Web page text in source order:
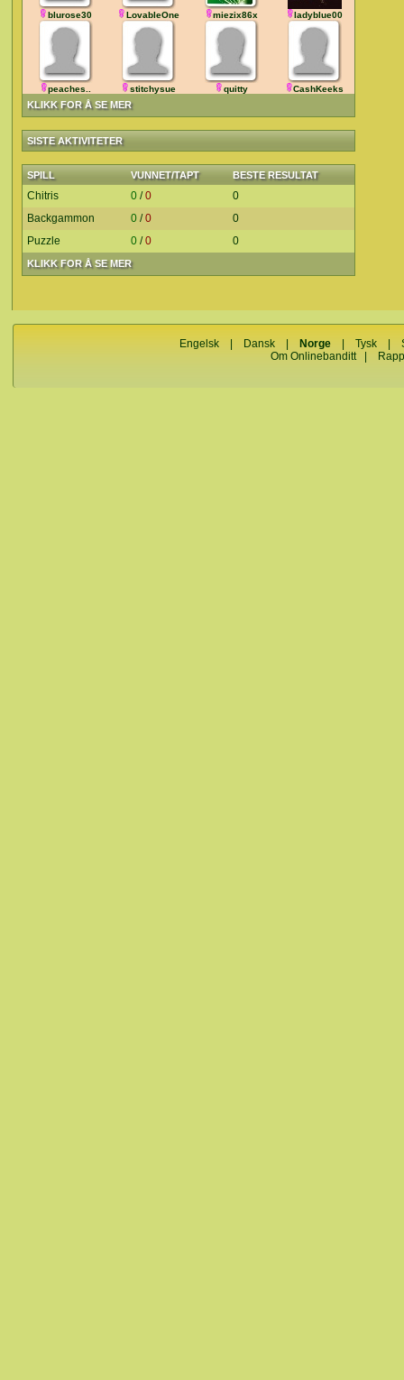
KLIKK FOR Å SE MER
blurose30 LovableOne miezix86x ladyblue00
peaches.. stitchysue quitty CashKeeks
SISTE AKTIVITETER
SPILL VUNNET/TAPT BESTE RESULTAT
KLIKK FOR Å SE MER
Chitris 0 /0
0
Backgammon
0 /0
0
Puzzle
0 /0 0
Engelsk Dansk Norge |Tysk |
Om Onlinebanditt|